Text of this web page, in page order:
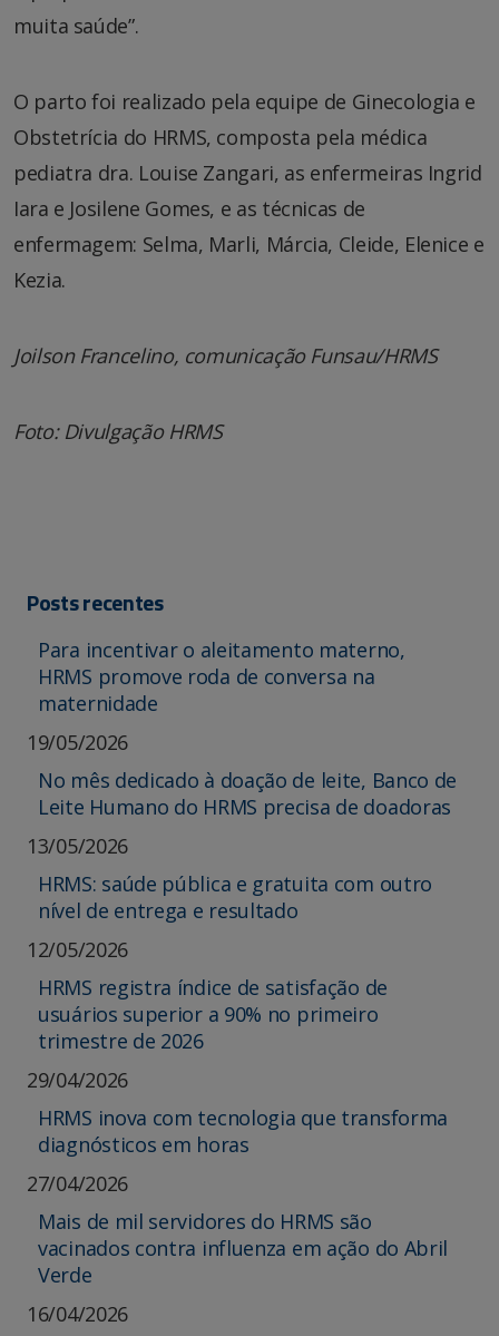
muita saúde”.
O parto foi realizado pela equipe de Ginecologia e
Obstetrícia do HRMS, composta pela médica
pediatra dra. Louise Zangari, as enfermeiras Ingrid
Iara e Josilene Gomes, e as técnicas de
enfermagem: Selma, Marli, Márcia, Cleide, Elenice e
Kezia.
Joilson Francelino, comunicação Funsau/HRMS
Foto: Divulgação HRMS
Posts recentes
Para incentivar o aleitamento materno,
HRMS promove roda de conversa na
maternidade
19/05/2026
No mês dedicado à doação de leite, Banco de
Leite Humano do HRMS precisa de doadoras
13/05/2026
HRMS: saúde pública e gratuita com outro
nível de entrega e resultado
12/05/2026
HRMS registra índice de satisfação de
usuários superior a 90% no primeiro
trimestre de 2026
29/04/2026
HRMS inova com tecnologia que transforma
diagnósticos em horas
27/04/2026
Mais de mil servidores do HRMS são
vacinados contra influenza em ação do Abril
Verde
16/04/2026